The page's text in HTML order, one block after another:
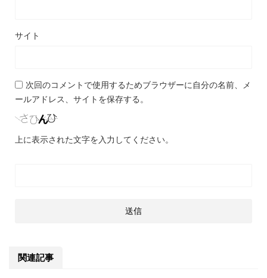
サイト
次回のコメントで使用するためブラウザーに自分の名前、メ
ールアドレス、サイトを保存する。
上に表示された文字を入力してください。
関連記事